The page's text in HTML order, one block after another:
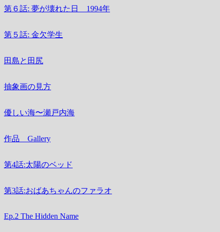
第６話: 夢が壊れた日 1994年
第５話: 金欠学生
田島と田尻
抽象画の見方
優しい海〜瀬戸内海
作品 Gallery
第4話:太陽のベッド
第3話:おばあちゃんのファラオ
Ep.2 The Hidden Name